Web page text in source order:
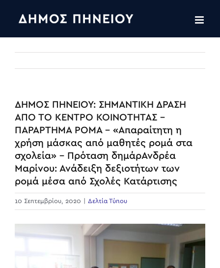
ΔΗΜΟΣ ΠΗΝΕΙΟΥ: ΣΗΜΑΝΤΙΚΗ ΔΡΑΣΗ
ΑΠΟ ΤΟ ΚΕΝΤΡΟ ΚΟΙΝΟΤΗΤΑΣ –
ΠΑΡΑΡΤΗΜΑ ΡΟΜΑ – «Απαραίτητη η
χρήση μάσκας από μαθητές ρομά στα
σχολεία» – Πρόταση δημάρΑνδρέα
Μαρίνου: Ανάδειξη δεξιοτήτων των
ρομά μέσα από Σχολές Κατάρτισης
10 Σεπτεμβρίου, 2020 Δελτία Τύπου